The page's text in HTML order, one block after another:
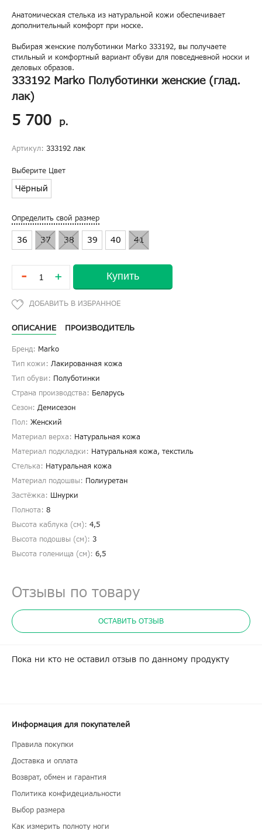
Анатомическая стелька из натуральной кожи обеспечивает
дополнительный комфорт при носке.
Выбирая женские полуботинки Marko 333192, вы получаете
стильный и комфортный вариант обуви для повседневной носки и
деловых образов.
333192 Marko Полуботинки женские (глад.
лак)
5 700 р.
Артикул: 333192 лак
Выберите Цвет
Чёрный
Определить свой размер
36 37 38 39 40 41
- + Купить
ОПИСАНИЕ ПРОИЗВОДИТЕЛЬ
Бренд: Marko
Тип кожи: Лакированная кожа
Тип обуви: Полуботинки
Страна производства: Беларусь
Сезон: Демисезон
Пол: Женский
Материал верха: Натуральная кожа
Материал подкладки: Натуральная кожа, текстиль
Стелька: Натуральная кожа
Материал подошвы: Полиуретан
Застёжка: Шнурки
Полнота: 8
Высота каблука (см): 4,5
Высота подошвы (см): 3
Высота голенища (cм): 6,5
Отзывы по товару
ОСТАВИТЬ ОТЗЫВ
Пока ни кто не оставил отзыв по данному продукту
Информация для покупателей
Правила покупки
Доставка и оплата
Возврат, обмен и гарантия
Политика конфидециальности
Выбор размера
Как измерить полноту ноги